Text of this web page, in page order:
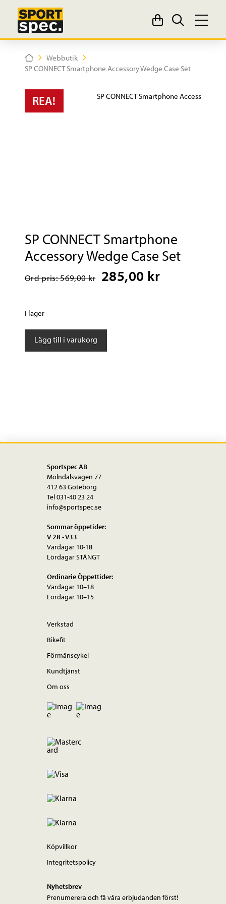
HomeWebbutik
SP CONNECT Smartphone Accessory Wedge Case Set
REA!
SP CONNECT Smartphone
Accessory Wedge Case Set
Ord pris: 569,00 kr 285,00 kr
I lager
Lägg till i varukorg
Sportspec AB
Mölndalsvägen 77
412 63 Göteborg
Tel 031-40 23 24
info@sportspec.se
Sommar öppetider:
V 28 - V33
Vardagar 10-18
Lördagar STÄNGT
Ordinarie Öppettider:
Vardagar 10–18
Lördagar 10–15
Verkstad
Bikefit
Förmånscykel
Kundtjänst
Om oss
Köpvillkor
Integritetspolicy
Nyhetsbrev
Prenumerera och få våra erbjudanden först!